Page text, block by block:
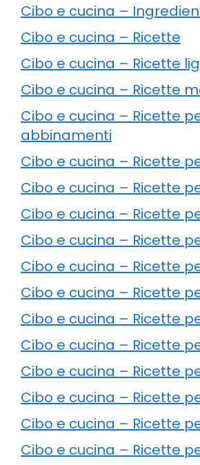
Cibo e cucina –
Cibo e cucina – Ricette
Cibo e cucina – Ricette
Cibo e cucina – Ricette
Cibo e cucina – Ricette
abbinamenti
Cibo e cucina – Ricette
Cibo e cucina – Ricette
Cibo e cucina – Ricette
Cibo e cucina – Ricette
Cibo e cucina – Ricette
Cibo e cucina – Ricette
Cibo e cucina – Ricette
Cibo e cucina – Ricette
Cibo e cucina – Ricette
Cibo e cucina – Ricette
Cibo e cucina – Ricette
Cibo e cucina – Ricette